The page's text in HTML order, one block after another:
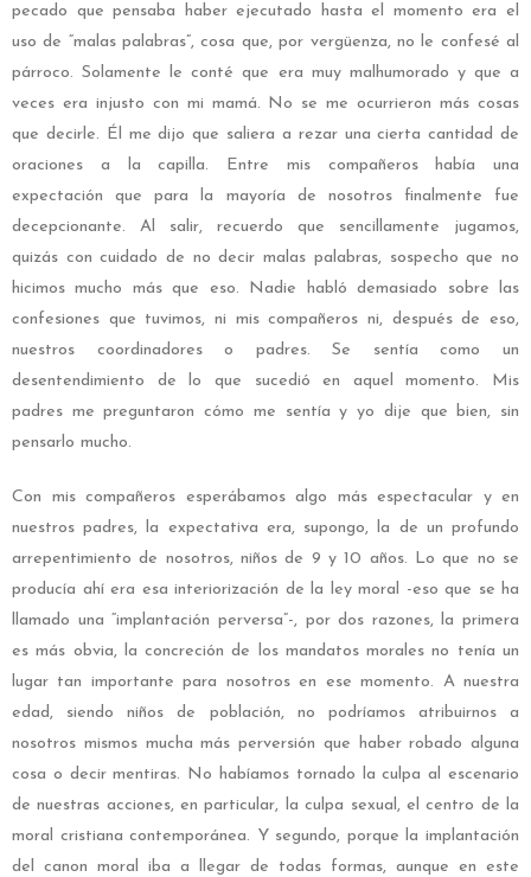
pecado que pensaba haber ejecutado hasta el momento era el
uso de “malas palabras”, cosa que, por vergüenza, no le confesé al
párroco. Solamente le conté que era muy malhumorado y que a
veces era injusto con mi mamá. No se me ocurrieron más cosas
que decirle. Él me dijo que saliera a rezar una cierta cantidad de
oraciones a la capilla. Entre mis compañeros había una
expectación que para la mayoría de nosotros finalmente fue
decepcionante. Al salir, recuerdo que sencillamente jugamos,
quizás con cuidado de no decir malas palabras, sospecho que no
hicimos mucho más que eso. Nadie habló demasiado sobre las
confesiones que tuvimos, ni mis compañeros ni, después de eso,
nuestros coordinadores o padres. Se sentía como un
desentendimiento de lo que sucedió en aquel momento. Mis
padres me preguntaron cómo me sentía y yo dije que bien, sin
pensarlo mucho.
Con mis compañeros esperábamos algo más espectacular y en
nuestros padres, la expectativa era, supongo, la de un profundo
arrepentimiento de nosotros, niños de 9 y 10 años. Lo que no se
producía ahí era esa interiorización de la ley moral -eso que se ha
llamado una “implantación perversa”-, por dos razones, la primera
es más obvia, la concreción de los mandatos morales no tenía un
lugar tan importante para nosotros en ese momento. A nuestra
edad, siendo niños de población, no podríamos atribuirnos a
nosotros mismos mucha más perversión que haber robado alguna
cosa o decir mentiras. No habíamos tornado la culpa al escenario
de nuestras acciones, en particular, la culpa sexual, el centro de la
moral cristiana contemporánea. Y segundo, porque la implantación
del canon moral iba a llegar de todas formas, aunque en este